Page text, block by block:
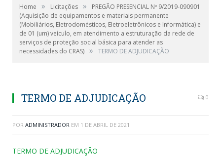
Home » Licitações »
PREGÃO PRESENCIAL Nº 9/2019-090901
(Aquisição de equipamentos e materiais permanente
(Mobiliários, Eletrodomésticos, Eletroeletrônicos e Informática) e
de 01 (um) veículo, em atendimento a estruturação da rede de
serviços de proteção social básica para atender as
necessidades do CRAS) » TERMO DE ADJUDICAÇÃO
TERMO DE ADJUDICAÇÃO 0
POR ADMINISTRADOR EM 1 DE ABRIL DE 2021
TERMO DE ADJUDICAÇÃO